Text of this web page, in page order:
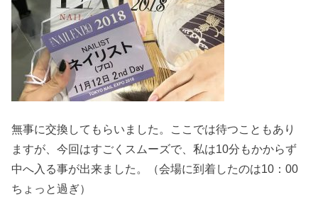
無事に交換してもらいました。ここでは待つこともあり
ますが、今回はすごくスムーズで、私は10分もかからず
中へ入る事が出来ました。（会場に到着したのは10：00
ちょっと過ぎ）